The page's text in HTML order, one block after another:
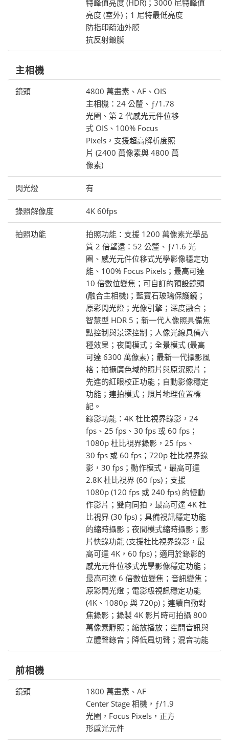
特峰值亮度 (HDR)；3000 尼特峰值
亮度 (室外)；1 尼特最低亮度
防指印疏油外膜
抗反射鍍膜
主相機
鏡頭
4800 萬畫素、AF、OIS
主相機：24 公釐、ƒ/1.78
光圈、第 2 代感光元件位移
式 OIS、100% Focus
Pixels，支援超高解析度照
片 (2400 萬像素與 4800 萬
像素)
閃光燈 有
錄照解像度 4K 60fps
拍照功能
拍照功能：支援 1200 萬像素光學品
質 2 倍望遠：52 公釐、ƒ/1.6 光
圈、感光元件位移式光學影像穩定功
能、100% Focus Pixels；最高可達
10 倍數位變焦；可自訂的預設鏡頭
(融合主相機)；藍寶石玻璃保護鏡；
原彩閃光燈；光像引擎；深度融合；
智慧型 HDR 5；新一代人像照具備焦
點控制與景深控制；人像光線具備六
種效果；夜間模式；全景模式 (最高
可達 6300 萬像素)；最新一代攝影風
格；拍攝廣色域的照片與原況照片；
先進的紅眼校正功能；自動影像穩定
功能；連拍模式；照片地理位置標
記。
錄影功能：4K 杜比視界錄影，24
fps、25 fps、30 fps 或 60 fps；
1080p 杜比視界錄影，25 fps、
30 fps 或 60 fps；720p 杜比視界錄
影，30 fps；動作模式，最高可達
2.8K 杜比視界 (60 fps)；支援
1080p (120 fps 或 240 fps) 的慢動
作影片；雙向同拍，最高可達 4K 杜
比視界 (30 fps)；具備視訊穩定功能
的縮時攝影；夜間模式縮時攝影；影
片快錄功能 (支援杜比視界錄影，最
高可達 4K，60 fps)；適用於錄影的
感光元件位移式光學影像穩定功能；
最高可達 6 倍數位變焦；音訊變焦；
原彩閃光燈；電影級視訊穩定功能
(4K、1080p 與 720p)；連續自動對
焦錄影；錄製 4K 影片時可拍攝 800
萬像素靜照；縮放播放；空間音訊與
立體聲錄音；降低風切聲；混音功能
前相機
鏡頭
1800 萬畫素、AF
Center Stage 相機，ƒ/1.9
光圈，Focus Pixels，正方
形感光元件